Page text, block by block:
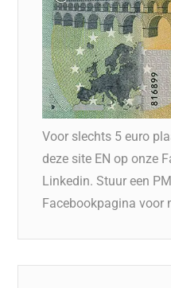
Voor slechts 5 euro
deze site EN op onze
Linkedin. Stuur een
Facebookpagina voor